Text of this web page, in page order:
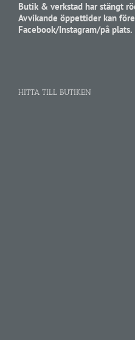
Butik & verkstad har stängt
Avvikande öppettider kan
Facebook/Instagram/på plats.
HITTA TILL BUTIKEN